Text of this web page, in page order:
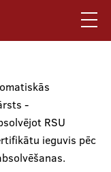
-
RSU
ieguvis pēc